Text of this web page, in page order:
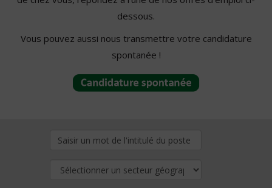
dessous.
Vous pouvez aussi nous transmettre votre candidature
spontanée !